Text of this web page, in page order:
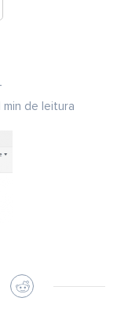
min de leitura